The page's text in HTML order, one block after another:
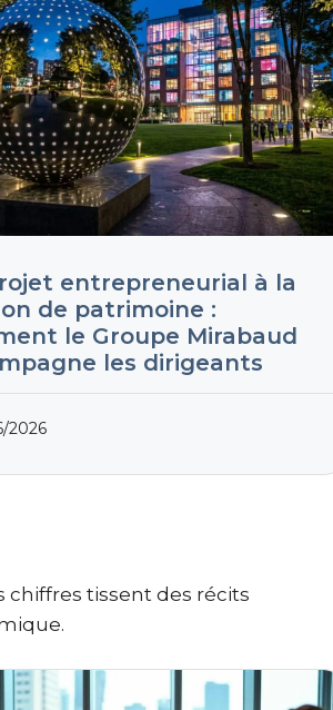
entrepreneurial à la
de patrimoine :
le Groupe Mirabaud
les dirigeants
2026
chiffres tissent des récits